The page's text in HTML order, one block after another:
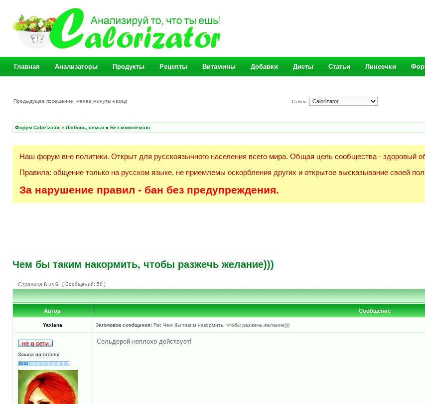
Главная Анализаторы Продукты Рецепты Витамины Добавки Диеты Статьи Линеечки
Предыдущее посещение: менее минуты назад Стиль:
Форум Calorizator » Любовь, семья » Без комплексов
Наш форум вне политики. Открыт для русскоязычного населения всего мира. Общая цель сообщества - здоровый
Правила: общение только на русском языке, не приемлемы оскорбления других и открытое высказывание своей
За нарушение правил - бан без предупреждения.
Чем бы таким накормить, чтобы разжечь желание)))
Страница 6 из 6 [ Сообщений: 58 ]
Автор Сообщение
Yaxiana Заголовок сообщения: Re: Чем бы таким накормить, чтобы разжечь желание)))
Зашла на огонек
Сельдерей неплохо действует!